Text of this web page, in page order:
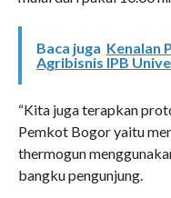
Baca juga Kenalan
Agribisnis IPB
“Kita juga terapkan
Pemkot Bogor yaitu
thermogun
bangku pengunjung.